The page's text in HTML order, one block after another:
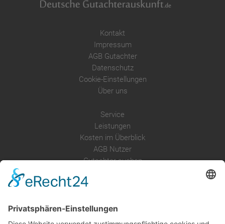
Kontakt
Impressum
AGB Gutachter
Datenschutz
Cookie-Einstellungen
Über uns
Service
Leistungen
Kosten im Überblick
AGB Nutzer
Gutachter suchen
Anfrage
Presse